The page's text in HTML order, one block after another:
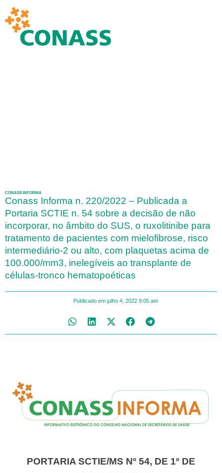
CONASS INFORMA
Conass Informa n. 220/2022 – Publicada a
Portaria SCTIE n. 54 sobre a decisão de não
incorporar, no âmbito do SUS, o ruxolitinibe para
tratamento de pacientes com mielofibrose, risco
intermediário-2 ou alto, com plaquetas acima de
100.000/mm3, inelegíveis ao transplante de
células-tronco hematopoéticas
Publicado em julho 4, 2022 9:05 am
PORTARIA SCTIE/MS Nº 54, DE 1º DE